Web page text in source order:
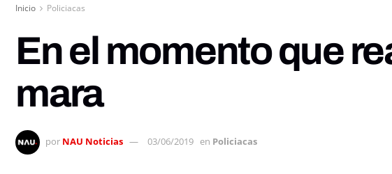
Inicio Policiacas
En el momento que
mara
por NAU Noticias 03/06/2019 en Policiacas